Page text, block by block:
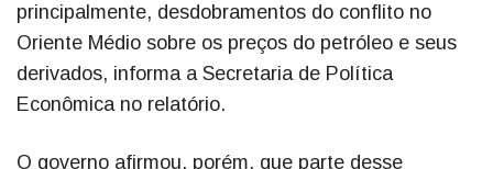
principalmente, desdobramentos do conflito no
Oriente Médio sobre os preços do petróleo e seus
derivados, informa a Secretaria de Política
Econômica no relatório.
O governo afirmou, porém, que parte desse